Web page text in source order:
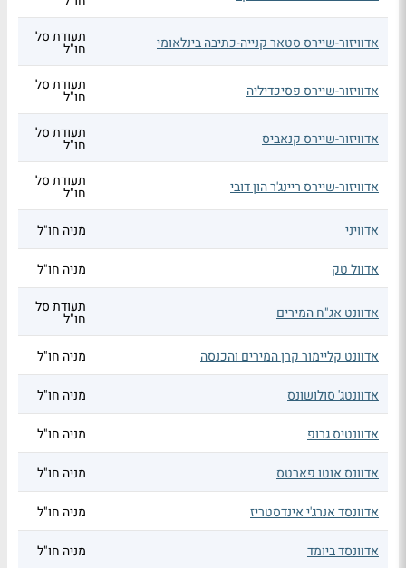
אדוויזור-שיירס סטאר קנייה-כתיבה בינלאומי תעודת סל
חו"ל
אדוויזור-שיירס פסיכדיליה תעודת סל
חו"ל
אדוויזור-שיירס קנאביס תעודת סל
חו"ל
אדוויזור-שיירס ריינג'ר הון דובי תעודת סל
חו"ל
אדוויני
מניה חו"ל
אדוול טק מניה חו"ל
אדוונט אג"ח המירים תעודת סל
חו"ל
אדוונט קליימור קרן המירים והכנסה
מניה חו"ל
אדוונטג' סולושונס מניה חו"ל
אדוונטיס גרופ מניה חו"ל
אדוונס אוטו פארטס מניה חו"ל
אדוונסד אנרג'י אינדסטריז מניה חו"ל
אדוונסד ביומד מניה חו"ל